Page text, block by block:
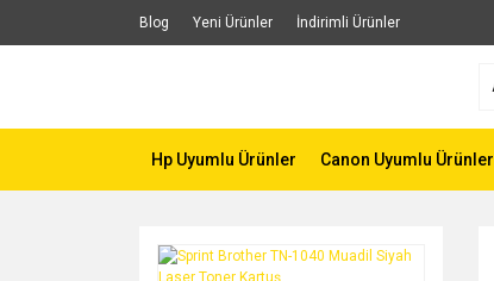
Blog Yeni Ürünler İndirimli Ürünler
Hp Uyumlu Ürünler Canon Uyumlu Ürünler